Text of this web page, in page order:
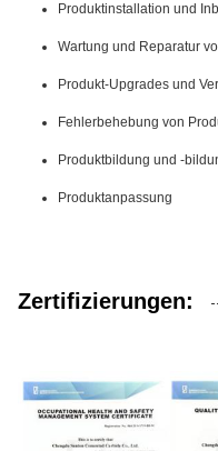
Produktinstallation und
Wartung und Reparatur
Produkt-Upgrades und
Fehlerbehebung von
Produktbildung und -
Produktanpassung
Zertifizierungen: